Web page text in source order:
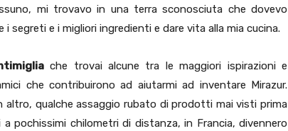
mi trovavo in una terra sconosciuta che dovevo
segreti e i migliori ingredienti e dare vita alla mia cucina.
che trovai alcune tra le maggiori ispirazioni e
che contribuirono ad aiutarmi ad inventare Mirazur.
altro, qualche assaggio rubato di prodotti mai visti prima
pochissimi chilometri di distanza, in Francia, divennero